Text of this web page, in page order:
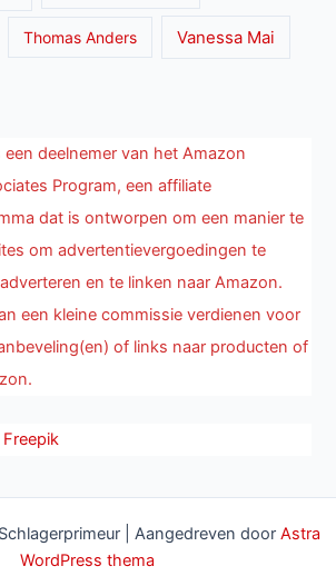
Thomas Anders Vanessa Mai
een deelnemer van het Amazon
Program, een affiliate
dat is ontworpen om een manier te
om advertentievergoedingen te
en te linken naar Amazon.
een kleine commissie verdienen voor
of links naar producten of
Freepik
| Aangedreven door Astra
WordPress thema